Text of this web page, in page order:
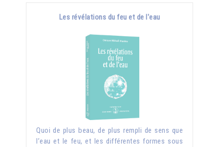
Les révélations du feu et de l'eau
Quoi de plus beau, de plus rempli de sens que
l’eau et le feu, et les différentes formes sous